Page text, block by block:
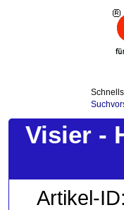
Visier -
Artikel-